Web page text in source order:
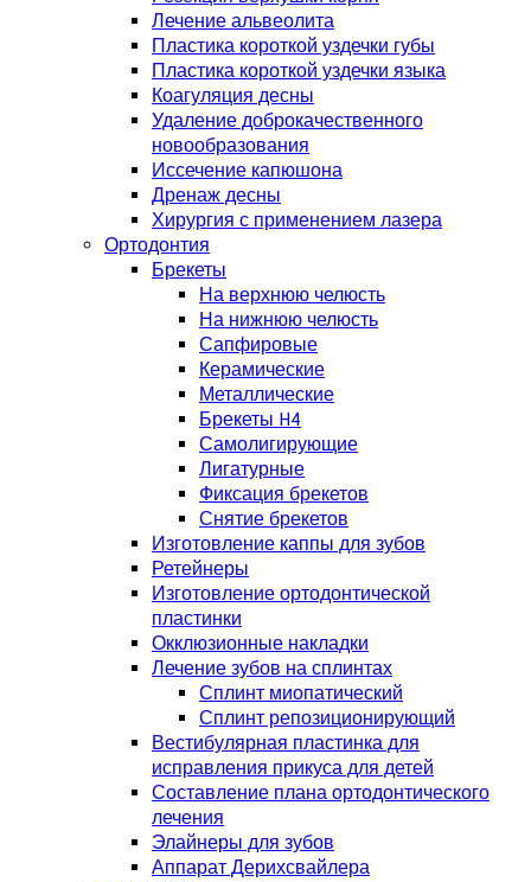
Лечение альвеолита
Пластика короткой уздечки губы
Пластика короткой уздечки языка
Коагуляция десны
Удаление доброкачественного
новообразования
Иссечение капюшона
Дренаж десны
Хирургия с применением лазера
Ортодонтия
Брекеты
На верхнюю челюсть
На нижнюю челюсть
Сапфировые
Керамические
Металлические
Брекеты H4
Самолигирующие
Лигатурные
Фиксация брекетов
Снятие брекетов
Изготовление каппы для зубов
Ретейнеры
Изготовление ортодонтической
пластинки
Окклюзионные накладки
Лечение зубов на сплинтах
Сплинт миопатический
Сплинт репозиционирующий
Вестибулярная пластинка для
исправления прикуса для детей
Составление плана ортодонтического
лечения
Элайнеры для зубов
Аппарат Дерихсвайлера